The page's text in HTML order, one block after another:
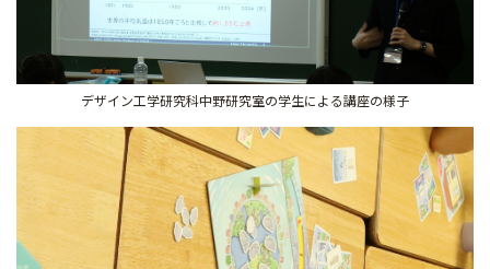
デザイン工学研究科中野研究室の学生による講座の様子